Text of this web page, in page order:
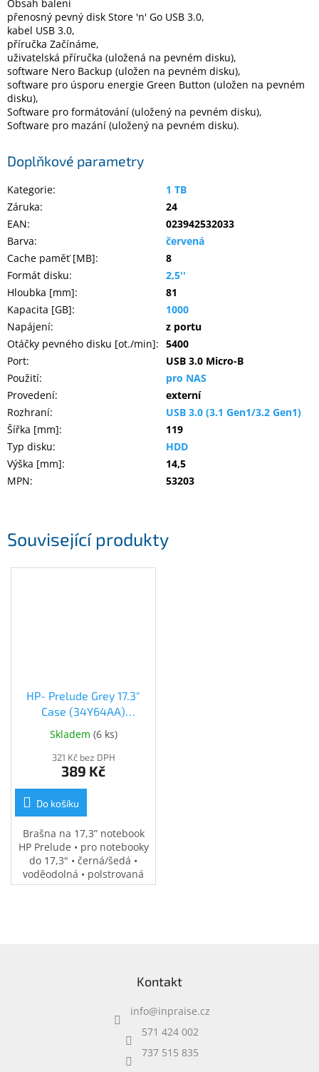
Související produkty
HP- Prelude Grey 17.3"
Case (34Y64AA)
(34Y64AA)
Skladem (6 ks)
321 Kč bez DPH
389 Kč
Do košíku
Brašna na 17,3” notebook
HP Prelude • pro notebooky
do 17,3" • černá/šedá •
voděodolná • polstrovaná
přihrádka na notebook •
Obsah balení
přenosný pevný disk Store 'n' Go USB 3.0,
kabel USB 3.0,
příručka Začínáme,
uživatelská příručka (uložená na pevném disku),
software Nero Backup (uložen na pevném disku),
software pro úsporu energie Green Button (uložen na pevném
disku),
Software pro formátování (uložený na pevném disku),
Software pro mazání (uložený na pevném disku).
Doplňkové parametry
Kategorie:
1 TB
Záruka:
24
EAN:
023942532033
Barva:
červená
Cache paměť [MB]:
8
Formát disku:
2,5''
Hloubka [mm]:
81
Kapacita [GB]:
1000
Napájení:
z portu
Otáčky pevného disku [ot./min]: 5400
Port:
USB 3.0 Micro-B
Použití:
pro NAS
Provedení:
externí
Rozhraní:
USB 3.0 (3.1 Gen1/3.2 Gen1)
Šířka [mm]:
119
Typ disku:
HDD
Výška [mm]:
14,5
MPN: 53203
Kontakt
info@inpraise.cz
571 424 002
737 515 835